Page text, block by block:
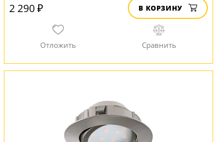
2 290 ₽ В КОРЗИНУ